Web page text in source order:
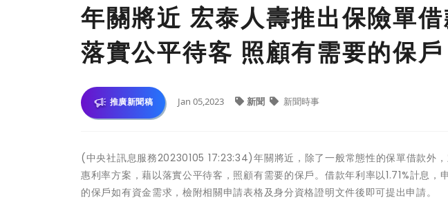
年關將近 宏泰人壽推出保險單借
落實公平待客 照顧有需要的保戶
推廣新聞稿 Jan 05,2023 新聞 新聞時事
(中央社訊息服務20230105 17:23:34)年關將近，除了一般常態性的保單借款外
惠利率方案，藉以落實公平待客，照顧有需要的保戶。借款年利率以1.71%計息，
的保戶如有資金需求，檢附相關申請表格及身分資格證明文件後即可提出申請。